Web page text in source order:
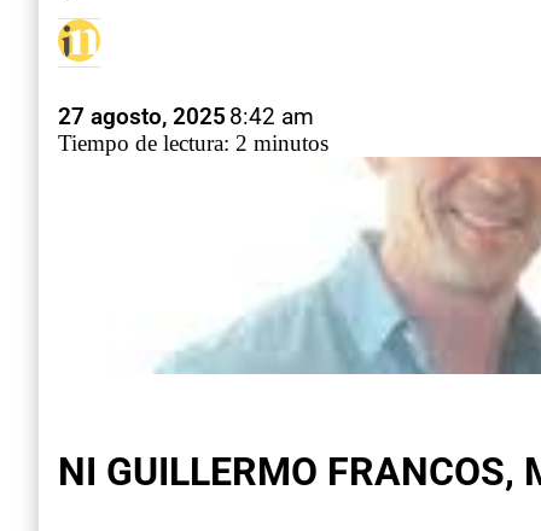
27 agosto, 2025 8:42 am
Tiempo de lectura: 2 minutos
NI GUILLERMO FRANCOS,